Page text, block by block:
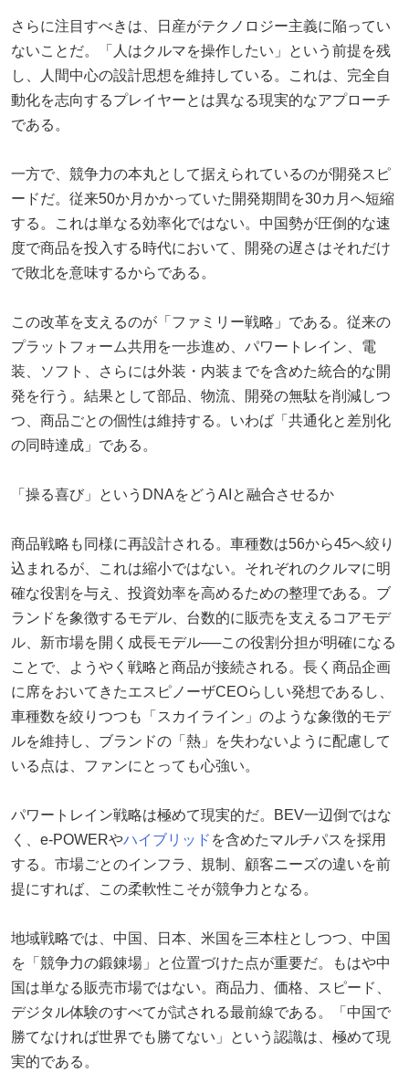
さらに注目すべきは、日産がテクノロジー主義に陥ってい
ないことだ。「人はクルマを操作したい」という前提を残
し、人間中心の設計思想を維持している。これは、完全自
動化を志向するプレイヤーとは異なる現実的なアプローチ
である。
一方で、競争力の本丸として据えられているのが開発スピ
ードだ。従来50か月かかっていた開発期間を30カ月へ短縮
する。これは単なる効率化ではない。中国勢が圧倒的な速
度で商品を投入する時代において、開発の遅さはそれだけ
で敗北を意味するからである。
この改革を支えるのが「ファミリー戦略」である。従来の
プラットフォーム共用を一歩進め、パワートレイン、電
装、ソフト、さらには外装・内装までを含めた統合的な開
発を行う。結果として部品、物流、開発の無駄を削減しつ
つ、商品ごとの個性は維持する。いわば「共通化と差別化
の同時達成」である。
「操る喜び」というDNAをどうAIと融合させるか
商品戦略も同様に再設計される。車種数は56から45へ絞り
込まれるが、これは縮小ではない。それぞれのクルマに明
確な役割を与え、投資効率を高めるための整理である。ブ
ランドを象徴するモデル、台数的に販売を支えるコアモデ
ル、新市場を開く成長モデル──この役割分担が明確になる
ことで、ようやく戦略と商品が接続される。長く商品企画
に席をおいてきたエスピノーザCEOらしい発想であるし、
車種数を絞りつつも「スカイライン」のような象徴的モデ
ルを維持し、ブランドの「熱」を失わないように配慮して
いる点は、ファンにとっても心強い。
パワートレイン戦略は極めて現実的だ。BEV一辺倒ではな
く、e-POWERやハイブリッド を含めたマルチパスを採用
する。市場ごとのインフラ、規制、顧客ニーズの違いを前
提にすれば、この柔軟性こそが競争力となる。
地域戦略では、中国、日本、米国を三本柱としつつ、中国
を「競争力の鍛錬場」と位置づけた点が重要だ。もはや中
国は単なる販売市場ではない。商品力、価格、スピード、
デジタル体験のすべてが試される最前線である。「中国で
勝てなければ世界でも勝てない」という認識は、極めて現
実的である。